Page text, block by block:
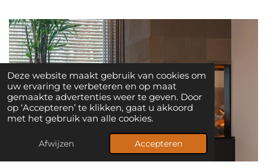
Deze website maakt gebruik van cookies om
uw ervaring te verbeteren en op maat
gemaakte advertenties weer te geven. Door
op ‘Accepteren’ te klikken, gaat u akkoord
met het gebruik van alle cookies.
Afwijzen Accepteren